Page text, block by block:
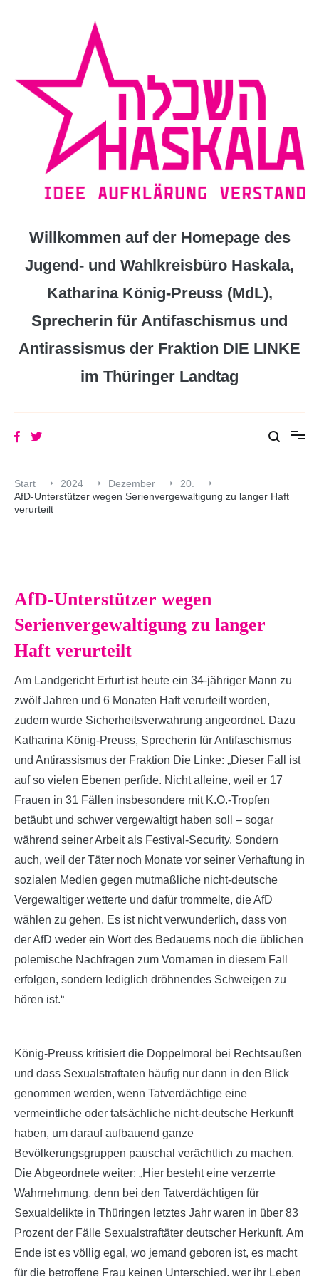
Willkommen auf der Homepage des
Jugend- und Wahlkreisbüro Haskala,
Katharina König-Preuss (MdL),
Sprecherin für Antifaschismus und
Antirassismus der Fraktion DIE LINKE
im Thüringer Landtag
Start 2024 Dezember
20.
AfD-Unterstützer wegen Serienvergewaltigung zu langer Haft
verurteilt
AfD-Unterstützer wegen
Serienvergewaltigung zu langer
Haft verurteilt
Am Landgericht Erfurt ist heute ein 34-jähriger Mann zu
zwölf Jahren und 6 Monaten Haft verurteilt worden,
zudem wurde Sicherheitsverwahrung angeordnet. Dazu
Katharina König-Preuss, Sprecherin für Antifaschismus
und Antirassismus der Fraktion Die Linke: „Dieser Fall ist
auf so vielen Ebenen perfide. Nicht alleine, weil er 17
Frauen in 31 Fällen insbesondere mit K.O.-Tropfen
betäubt und schwer vergewaltigt haben soll – sogar
während seiner Arbeit als Festival-Security. Sondern
auch, weil der Täter noch Monate vor seiner Verhaftung in
sozialen Medien gegen mutmaßliche nicht-deutsche
Vergewaltiger wetterte und dafür trommelte, die AfD
wählen zu gehen. Es ist nicht verwunderlich, dass von
der AfD weder ein Wort des Bedauerns noch die üblichen
polemische Nachfragen zum Vornamen in diesem Fall
erfolgen, sondern lediglich dröhnendes Schweigen zu
hören ist.“
König-Preuss kritisiert die Doppelmoral bei Rechtsaußen
und dass Sexualstraftaten häufig nur dann in den Blick
genommen werden, wenn Tatverdächtige eine
vermeintliche oder tatsächliche nicht-deutsche Herkunft
haben, um darauf aufbauend ganze
Bevölkerungsgruppen pauschal verächtlich zu machen.
Die Abgeordnete weiter: „Hier besteht eine verzerrte
Wahrnehmung, denn bei den Tatverdächtigen für
Sexualdelikte in Thüringen letztes Jahr waren in über 83
Prozent der Fälle Sexualstraftäter deutscher Herkunft. Am
Ende ist es völlig egal, wo jemand geboren ist, es macht
für die betroffene Frau keinen Unterschied, wer ihr Leben